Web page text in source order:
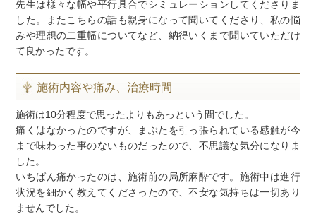
先生は様々な幅や平行具合でシミュレーションしてくださりま
した。またこちらの話も親身になって聞いてくださり、私の悩
みや理想の二重幅についてなど、納得いくまで聞いていただけ
て良かったです。
施術内容や痛み、治療時間
施術は10分程度で思ったよりもあっという間でした。
痛くはなかったのですが、まぶたを引っ張られている感触が今
まで味わった事のないものだったので、不思議な気分になりま
した。
いちばん痛かったのは、施術前の局所麻酔です。施術中は進行
状況を細かく教えてくださったので、不安な気持ちは一切あり
ませんでした。